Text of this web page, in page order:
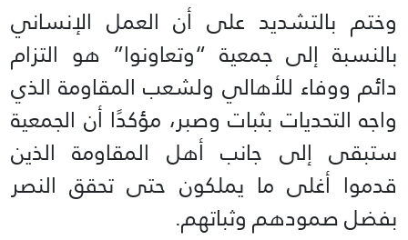
وختم بالتشديد على أن العمل الإنساني
بالنسبة إلى جمعية “وتعاونوا” هو التزام
دائم ووفاء للأهالي ولشعب المقاومة الذي
واجه التحديات بثبات وصبر، مؤكدًا أن الجمعية
ستبقى إلى جانب أهل المقاومة الذين
قدموا أغلى ما يملكون حتى تحقق النصر
بفضل صمودهم وثباتهم.